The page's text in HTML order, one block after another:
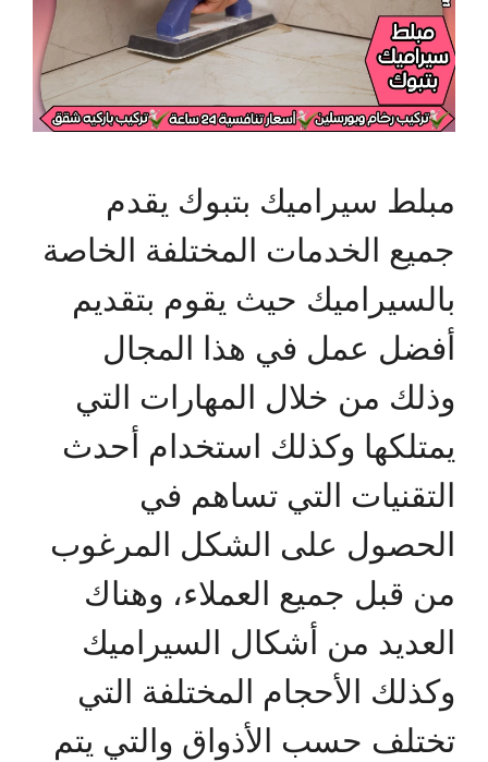
مبلط سيراميك بتبوك يقدم
جميع الخدمات المختلفة الخاصة
بالسيراميك حيث يقوم بتقديم
أفضل عمل في هذا المجال
وذلك من خلال المهارات التي
يمتلكها وكذلك استخدام أحدث
التقنيات التي تساهم في
الحصول على الشكل المرغوب
من قبل جميع العملاء، وهناك
العديد من أشكال السيراميك
وكذلك الأحجام المختلفة التي
تختلف حسب الأذواق والتي يتم